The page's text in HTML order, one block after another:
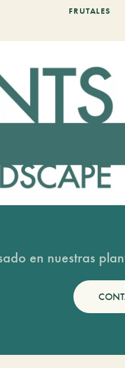
FRUTALES
en nuestras